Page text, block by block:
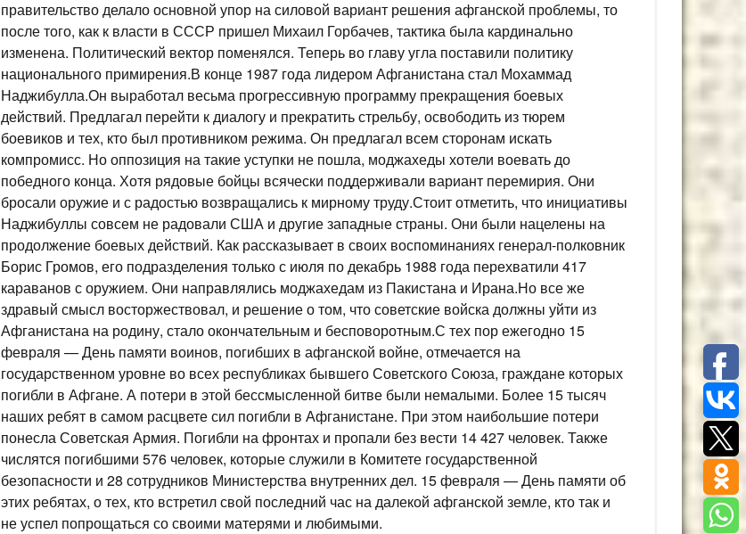
правительство делало основной упор на силовой вариант решения афганской проблемы, то
после того, как к власти в СССР пришел Михаил Горбачев, тактика была кардинально
изменена. Политический вектор поменялся. Теперь во главу угла поставили политику
национального примирения.В конце 1987 года лидером Афганистана стал Мохаммад
Наджибулла.Он выработал весьма прогрессивную программу прекращения боевых
действий. Предлагал перейти к диалогу и прекратить стрельбу, освободить из тюрем
боевиков и тех, кто был противником режима. Он предлагал всем сторонам искать
компромисс. Но оппозиция на такие уступки не пошла, моджахеды хотели воевать до
победного конца. Хотя рядовые бойцы всячески поддерживали вариант перемирия. Они
бросали оружие и с радостью возвращались к мирному труду.Стоит отметить, что инициативы
Наджибуллы совсем не радовали США и другие западные страны. Они были нацелены на
продолжение боевых действий. Как рассказывает в своих воспоминаниях генерал-полковник
Борис Громов, его подразделения только с июля по декабрь 1988 года перехватили 417
караванов с оружием. Они направлялись моджахедам из Пакистана и Ирана.Но все же
здравый смысл восторжествовал, и решение о том, что советские войска должны уйти из
Афганистана на родину, стало окончательным и бесповоротным.С тех пор ежегодно 15
февраля — День памяти воинов, погибших в афганской войне, отмечается на
государственном уровне во всех республиках бывшего Советского Союза, граждане которых
погибли в Афгане. А потери в этой бессмысленной битве были немалыми. Более 15 тысяч
наших ребят в самом расцвете сил погибли в Афганистане. При этом наибольшие потери
понесла Советская Армия. Погибли на фронтах и пропали без вести 14 427 человек. Также
числятся погибшими 576 человек, которые служили в Комитете государственной
безопасности и 28 сотрудников Министерства внутренних дел. 15 февраля — День памяти об
этих ребятах, о тех, кто встретил свой последний час на далекой афганской земле, кто так и
не успел попрощаться со своими матерями и любимыми.